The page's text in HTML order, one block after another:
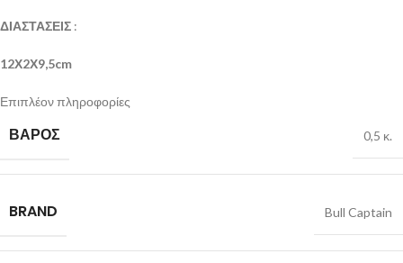
ΔΙΑΣΤΑΣΕΙΣ :
12Χ2Χ9,5cm
Επιπλέον πληροφορίες
ΒΆΡΟΣ 0,5 κ.
BRAND Bull Captain